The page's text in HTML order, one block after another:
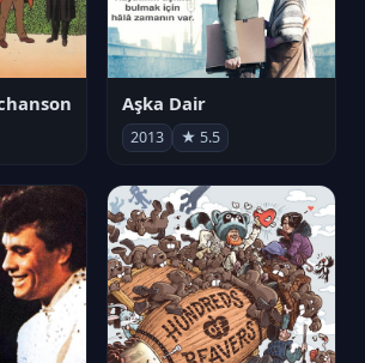
Aşka Dair
2013 ★ 5.5